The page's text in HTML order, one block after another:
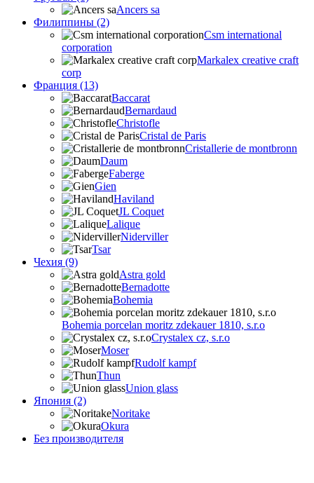
Ancers sa
Филиппины (2)
Csm international
corporation
Markalex creative craft
corp
Франция (13)
Baccarat
Bernardaud
Christofle
Cristal de Paris
Cristallerie de montbronn
Daum
Faberge
Gien
Haviland
JL Coquet
Lalique
Niderviller
Tsar
Чехия (9)
Astra gold
Bernadotte
Bohemia
Bohemia porcelan moritz zdekauer 1810, s.r.o
Crystalex cz, s.r.o
Moser
Rudolf kampf
Thun
Union glass
Япония (2)
Noritake
Okura
Без производителя